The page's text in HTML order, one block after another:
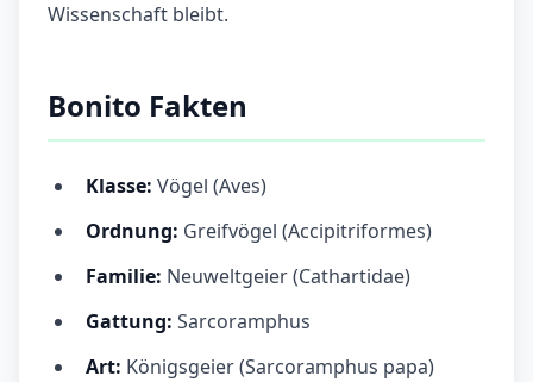
Wissenschaft bleibt.
Bonito Fakten
Klasse: Vögel (Aves)
Ordnung: Greifvögel (Accipitriformes)
Familie: Neuweltgeier (Cathartidae)
Gattung: Sarcoramphus
Art: Königsgeier (Sarcoramphus papa)